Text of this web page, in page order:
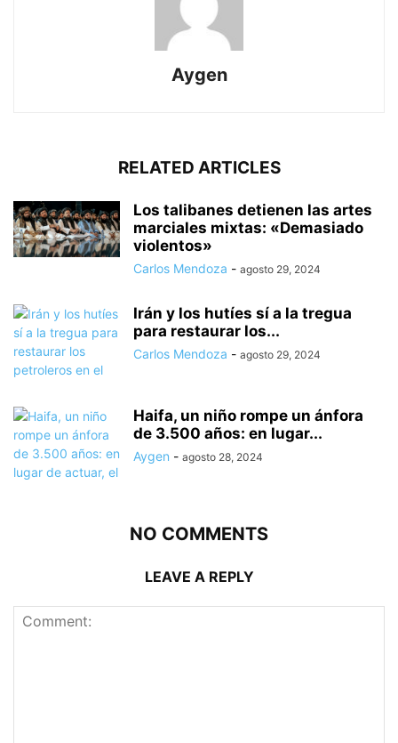
Aygen
RELATED ARTICLES
Los talibanes detienen las artes
marciales mixtas: «Demasiado
violentos»
Carlos Mendoza - agosto 29, 2024
Irán y los hutíes sí a la tregua
para restaurar los...
Carlos Mendoza - agosto 29, 2024
Haifa, un niño rompe un ánfora
de 3.500 años: en lugar...
Aygen - agosto 28, 2024
NO COMMENTS
LEAVE A REPLY